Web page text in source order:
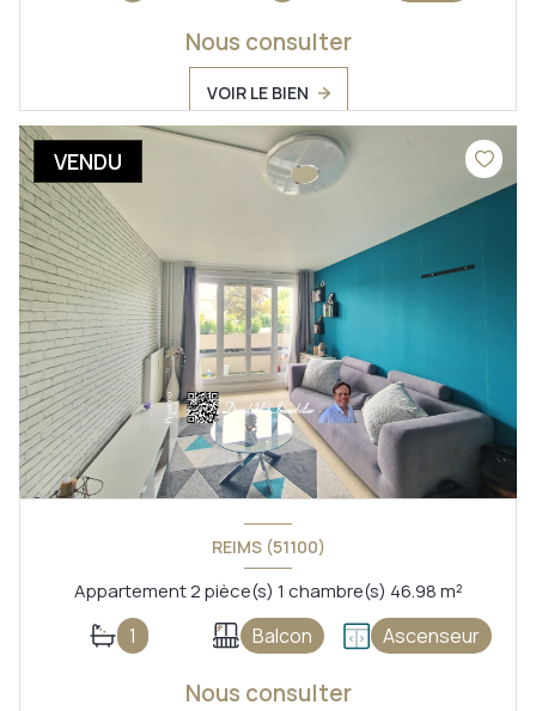
Nous consulter
VOIR LE BIEN
VENDU
REIMS (51100)
Appartement 2 pièce(s) 1 chambre(s) 46.98 m²
1 Balcon Ascenseur
Nous consulter